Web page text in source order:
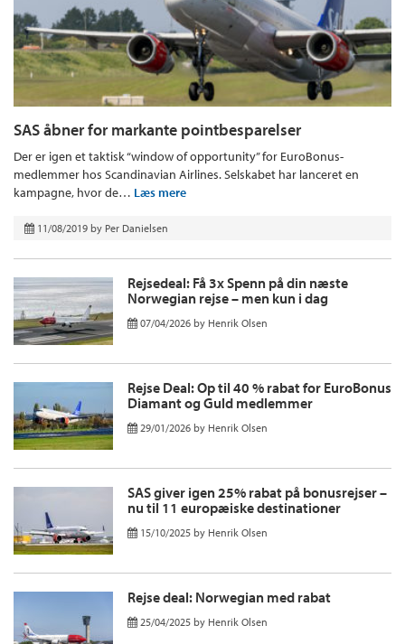
SAS åbner for markante pointbesparelser
Der er igen et taktisk “window of opportunity” for EuroBonus-
medlemmer hos Scandinavian Airlines. Selskabet har lanceret en
kampagne, hvor de… Læs mere
11/08/2019 by Per Danielsen
Rejsedeal: Få 3x Spenn på din næste
Norwegian rejse – men kun i dag
07/04/2026 by Henrik Olsen
Rejse Deal: Op til 40 % rabat for EuroBonus
Diamant og Guld medlemmer
29/01/2026 by Henrik Olsen
SAS giver igen 25% rabat på bonusrejser –
nu til 11 europæiske destinationer
15/10/2025 by Henrik Olsen
Rejse deal: Norwegian med rabat
25/04/2025 by Henrik Olsen